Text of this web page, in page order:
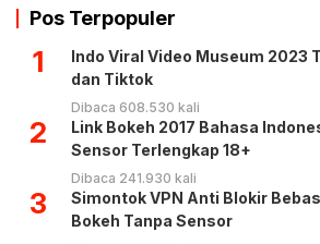
Pos Terpopuler
1
Indo Viral Video Museum 2023
dan Tiktok
Dibaca 608.530 kali
2
Link Bokeh 2017 Bahasa
Sensor Terlengkap 18+
Dibaca 241.930 kali
3
Simontok VPN Anti Blokir
Bokeh Tanpa Sensor